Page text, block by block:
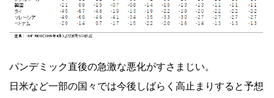
パンデミック直後の急激な悪化がすさまじい。
日米など一部の国々では今後しばらく高止まりすると予想